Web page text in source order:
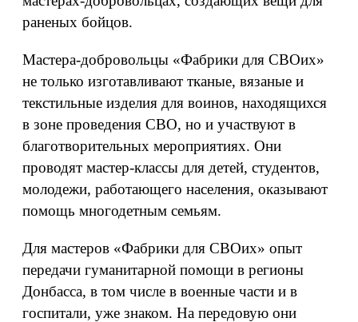
раненых бойцов.
Мастера-добровольцы «Фабрики для СВОих»
не только изготавливают тканые, вязаные и
текстильные изделия для воинов, находящихся
в зоне проведения СВО, но и участвуют в
благотворительных мероприятиях. Они
проводят мастер-классы для детей, студентов,
молодежи, работающего населения, оказывают
помощь многодетным семьям.
Для мастеров «Фабрики для СВОих» опыт
передачи гуманитарной помощи в регионы
Донбасса, в том числе в военные части и в
госпитали, уже знаком. На передовую они